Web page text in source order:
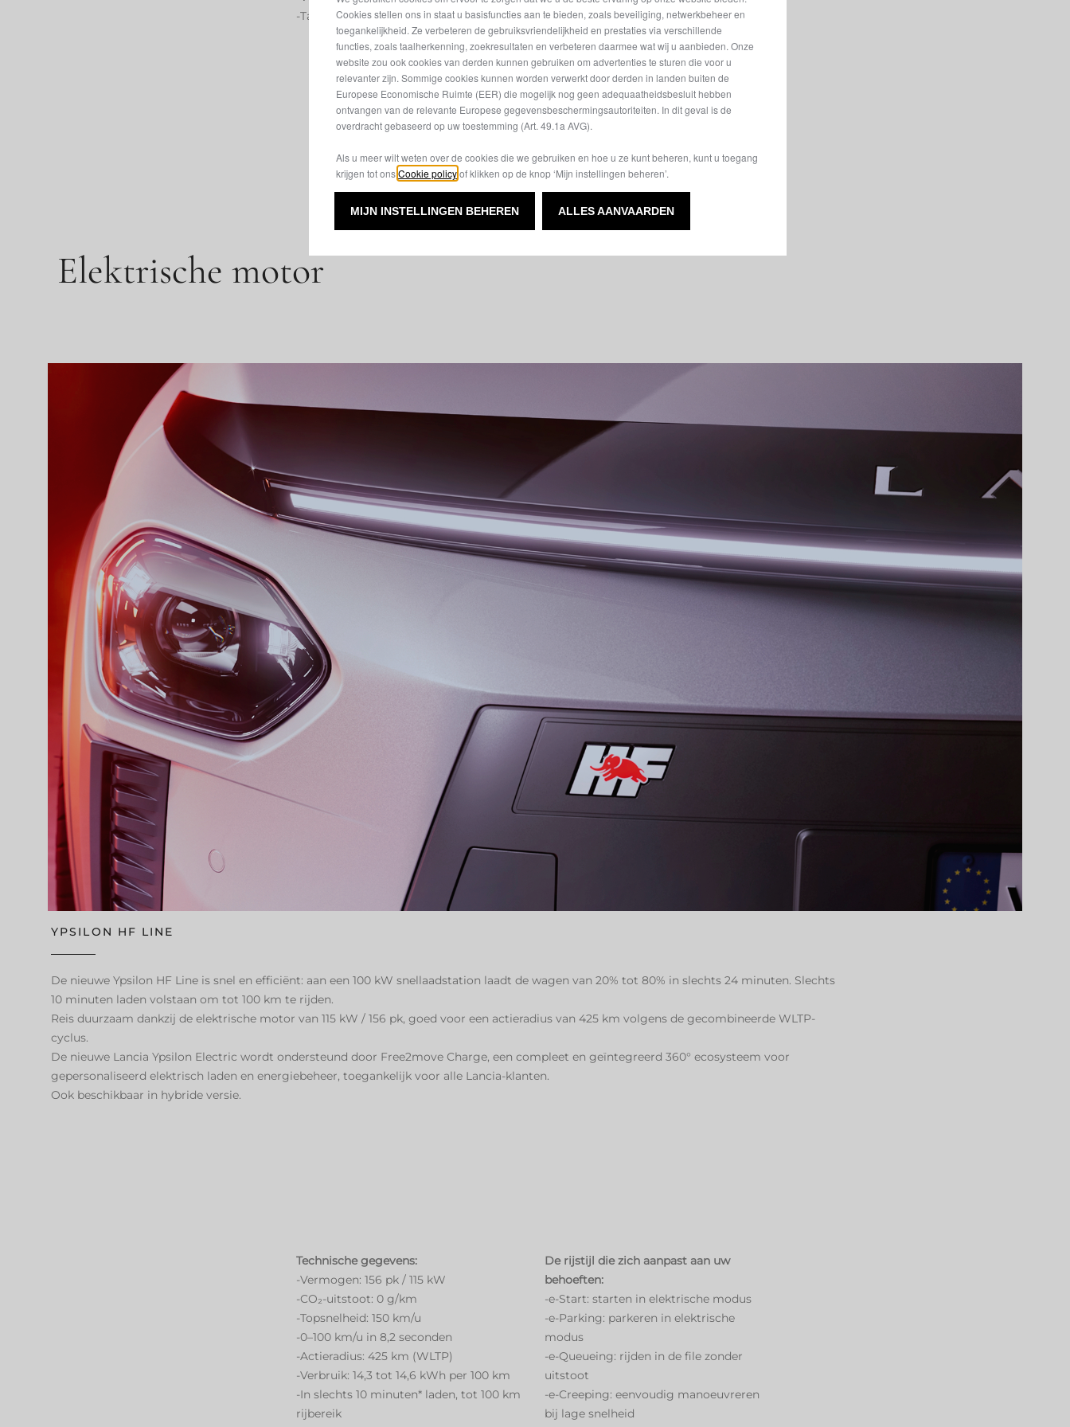
-Tankinhoud: 44 liter
-e-Creeping: eenvoudig manoeuvreren
bij lage snelheid
De verfijnde lijnen en het strakke design
zorgen voor een ruimtelijk interieur en
verhogen het comfort aan boord.
Elektrische motor
YPSILON HF LINE
De nieuwe Ypsilon HF Line is snel en efficiënt: aan een 100 kW snellaadstation laadt de wagen van 20% tot 80% in slechts 24 minuten. Slechts
10 minuten laden volstaan om tot 100 km te rijden.
Reis duurzaam dankzij de elektrische motor van 115 kW / 156 pk, goed voor een actieradius van 425 km volgens de gecombineerde WLTP-
cyclus.
De nieuwe Lancia Ypsilon Electric wordt ondersteund door Free2move Charge, een compleet en geïntegreerd 360° ecosysteem voor
gepersonaliseerd elektrisch laden en energiebeheer, toegankelijk voor alle Lancia-klanten.
Ook beschikbaar in hybride versie.
Technische gegevens:
-Vermogen: 156 pk / 115 kW
-CO₂-uitstoot: 0 g/km
-Topsnelheid: 150 km/u
-0–100 km/u in 8,2 seconden
-Actieradius: 425 km (WLTP)
-Verbruik: 14,3 tot 14,6 kWh per 100 km
-In slechts 10 minuten* laden, tot 100 km
rijbereik
De rijstijl die zich aanpast aan uw
behoeften:
-e-Start: starten in elektrische modus
-e-Parking: parkeren in elektrische
modus
-e-Queueing: rijden in de file zonder
uitstoot
-e-Creeping: eenvoudig manoeuvreren
bij lage snelheid
Cookies stellen ons in staat u basisfuncties aan te bieden, zoals beveiliging, netwerkbeheer en
toegankelijkheid. Ze verbeteren de gebruiksvriendelijkheid en prestaties via verschillende
functies, zoals taalherkenning, zoekresultaten en verbeteren daarmee wat wij u aanbieden. Onze
website zou ook cookies van derden kunnen gebruiken om advertenties te sturen die voor u
relevanter zijn. Sommige cookies kunnen worden verwerkt door derden in landen buiten de
Europese Economische Ruimte (EER) die mogelijk nog geen adequaatheidsbesluit hebben
ontvangen van de relevante Europese gegevensbeschermingsautoriteiten. In dit geval is de
overdracht gebaseerd op uw toestemming (Art. 49.1a AVG).
Als u meer wilt weten over de cookies die we gebruiken en hoe u ze kunt beheren, kunt u toegang
krijgen tot onsCookie policyof klikken op de knop ‘Mijn instellingen beheren’.
MIJN INSTELLINGEN BEHEREN ALLES AANVAARDEN